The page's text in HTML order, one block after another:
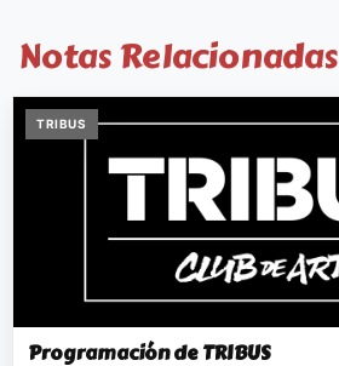
Notas Relacionadas
TRIBUS
Programación de TRIBUS